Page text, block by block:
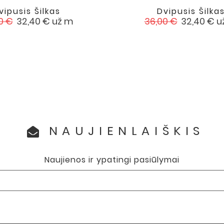
Šilkas
€ Kaina
32,40 € už m
 favorite
Dvipusis
Įprasta
36,00 € Kaina
32,40 €

NAUJIENLAIŠKIS
Naujienos ir ypatingi pasiūlymai